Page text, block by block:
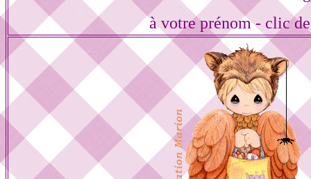
à votre prénom - clic